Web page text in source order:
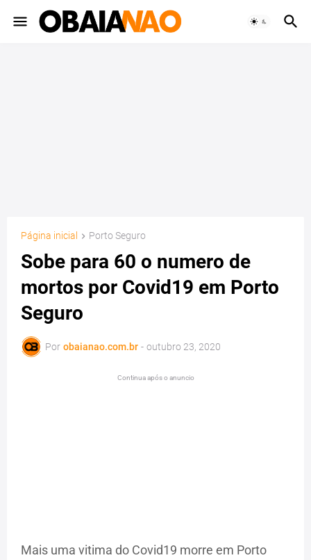
Página inicial Porto Seguro
Sobe para 60 o numero de
mortos por Covid19 em Porto
Seguro
Por obaianao.com.br - outubro 23, 2020
Continua após o anuncio
Mais uma vitima do Covid19 morre em Porto